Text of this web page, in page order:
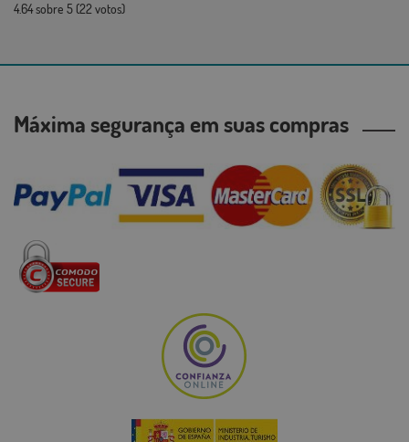
4.64sobre 5 (22votos)
Máxima segurança em suas compras